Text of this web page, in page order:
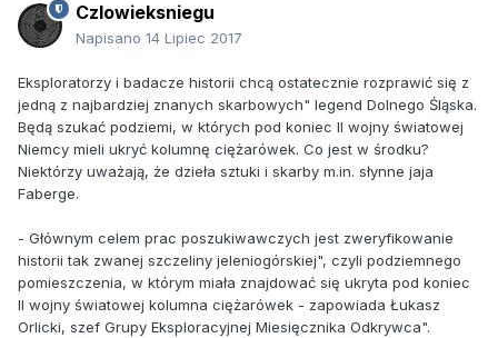
Czlowieksniegu
Napisano 14 Lipiec 2017
Eksploratorzy i badacze historii chcą ostatecznie rozprawić się z
jedną z najbardziej znanych skarbowych" legend Dolnego Śląska.
Będą szukać podziemi, w których pod koniec II wojny światowej
Niemcy mieli ukryć kolumnę ciężarówek. Co jest w środku?
Niektórzy uważają, że dzieła sztuki i skarby m.in. słynne jaja
Faberge.
- Głównym celem prac poszukiwawczych jest zweryfikowanie
historii tak zwanej szczeliny jeleniogórskiej", czyli podziemnego
pomieszczenia, w którym miała znajdować się ukryta pod koniec
II wojny światowej kolumna ciężarówek - zapowiada Łukasz
Orlicki, szef Grupy Eksploracyjnej Miesięcznika Odkrywca".